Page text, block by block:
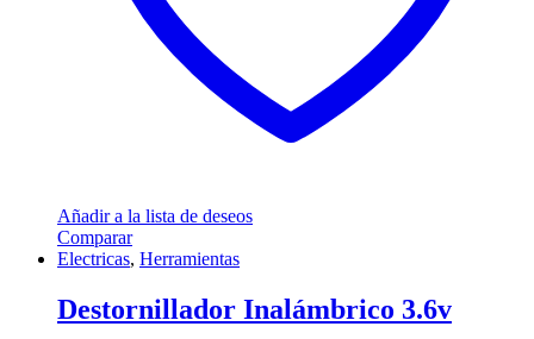
Añadir a la lista de deseos
Comparar
Electricas, Herramientas
Destornillador Inalámbrico 3.6v